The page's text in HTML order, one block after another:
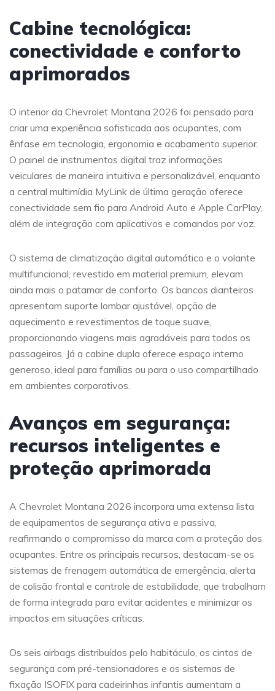
Cabine tecnológica:
conectividade e conforto
aprimorados
O interior da Chevrolet Montana 2026 foi pensado para
criar uma experiência sofisticada aos ocupantes, com
ênfase em tecnologia, ergonomia e acabamento superior.
O painel de instrumentos digital traz informações
veiculares de maneira intuitiva e personalizável, enquanto
a central multimídia MyLink de última geração oferece
conectividade sem fio para Android Auto e Apple CarPlay,
além de integração com aplicativos e comandos por voz.
O sistema de climatização digital automático e o volante
multifuncional, revestido em material premium, elevam
ainda mais o patamar de conforto. Os bancos dianteiros
apresentam suporte lombar ajustável, opção de
aquecimento e revestimentos de toque suave,
proporcionando viagens mais agradáveis para todos os
passageiros. Já a cabine dupla oferece espaço interno
generoso, ideal para famílias ou para o uso compartilhado
em ambientes corporativos.
Avanços em segurança:
recursos inteligentes e
proteção aprimorada
A Chevrolet Montana 2026 incorpora uma extensa lista
de equipamentos de segurança ativa e passiva,
reafirmando o compromisso da marca com a proteção dos
ocupantes. Entre os principais recursos, destacam-se os
sistemas de frenagem automática de emergência, alerta
de colisão frontal e controle de estabilidade, que trabalham
de forma integrada para evitar acidentes e minimizar os
impactos em situações críticas.
Os seis airbags distribuídos pelo habitáculo, os cintos de
segurança com pré-tensionadores e os sistemas de
fixação ISOFIX para cadeirinhas infantis aumentam a